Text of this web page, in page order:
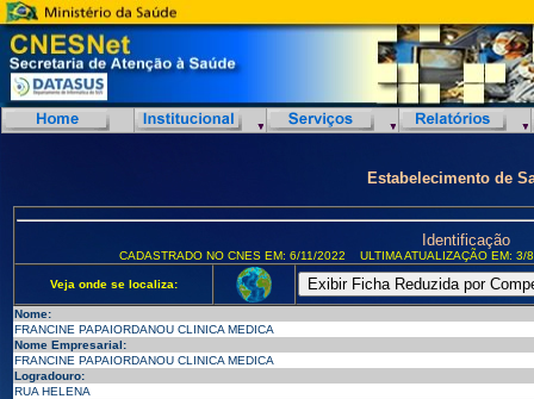
Estabelecimento de
Identificação
CADASTRADO NO CNES EM: 6/11/2022 ULTIMA ATUALIZAÇÃO EM:
Veja onde se localiza:
Nome:
FRANCINE PAPAIORDANOU CLINICA MEDICA
Nome Empresarial:
FRANCINE PAPAIORDANOU CLINICA MEDICA
Logradouro:
RUA HELENA